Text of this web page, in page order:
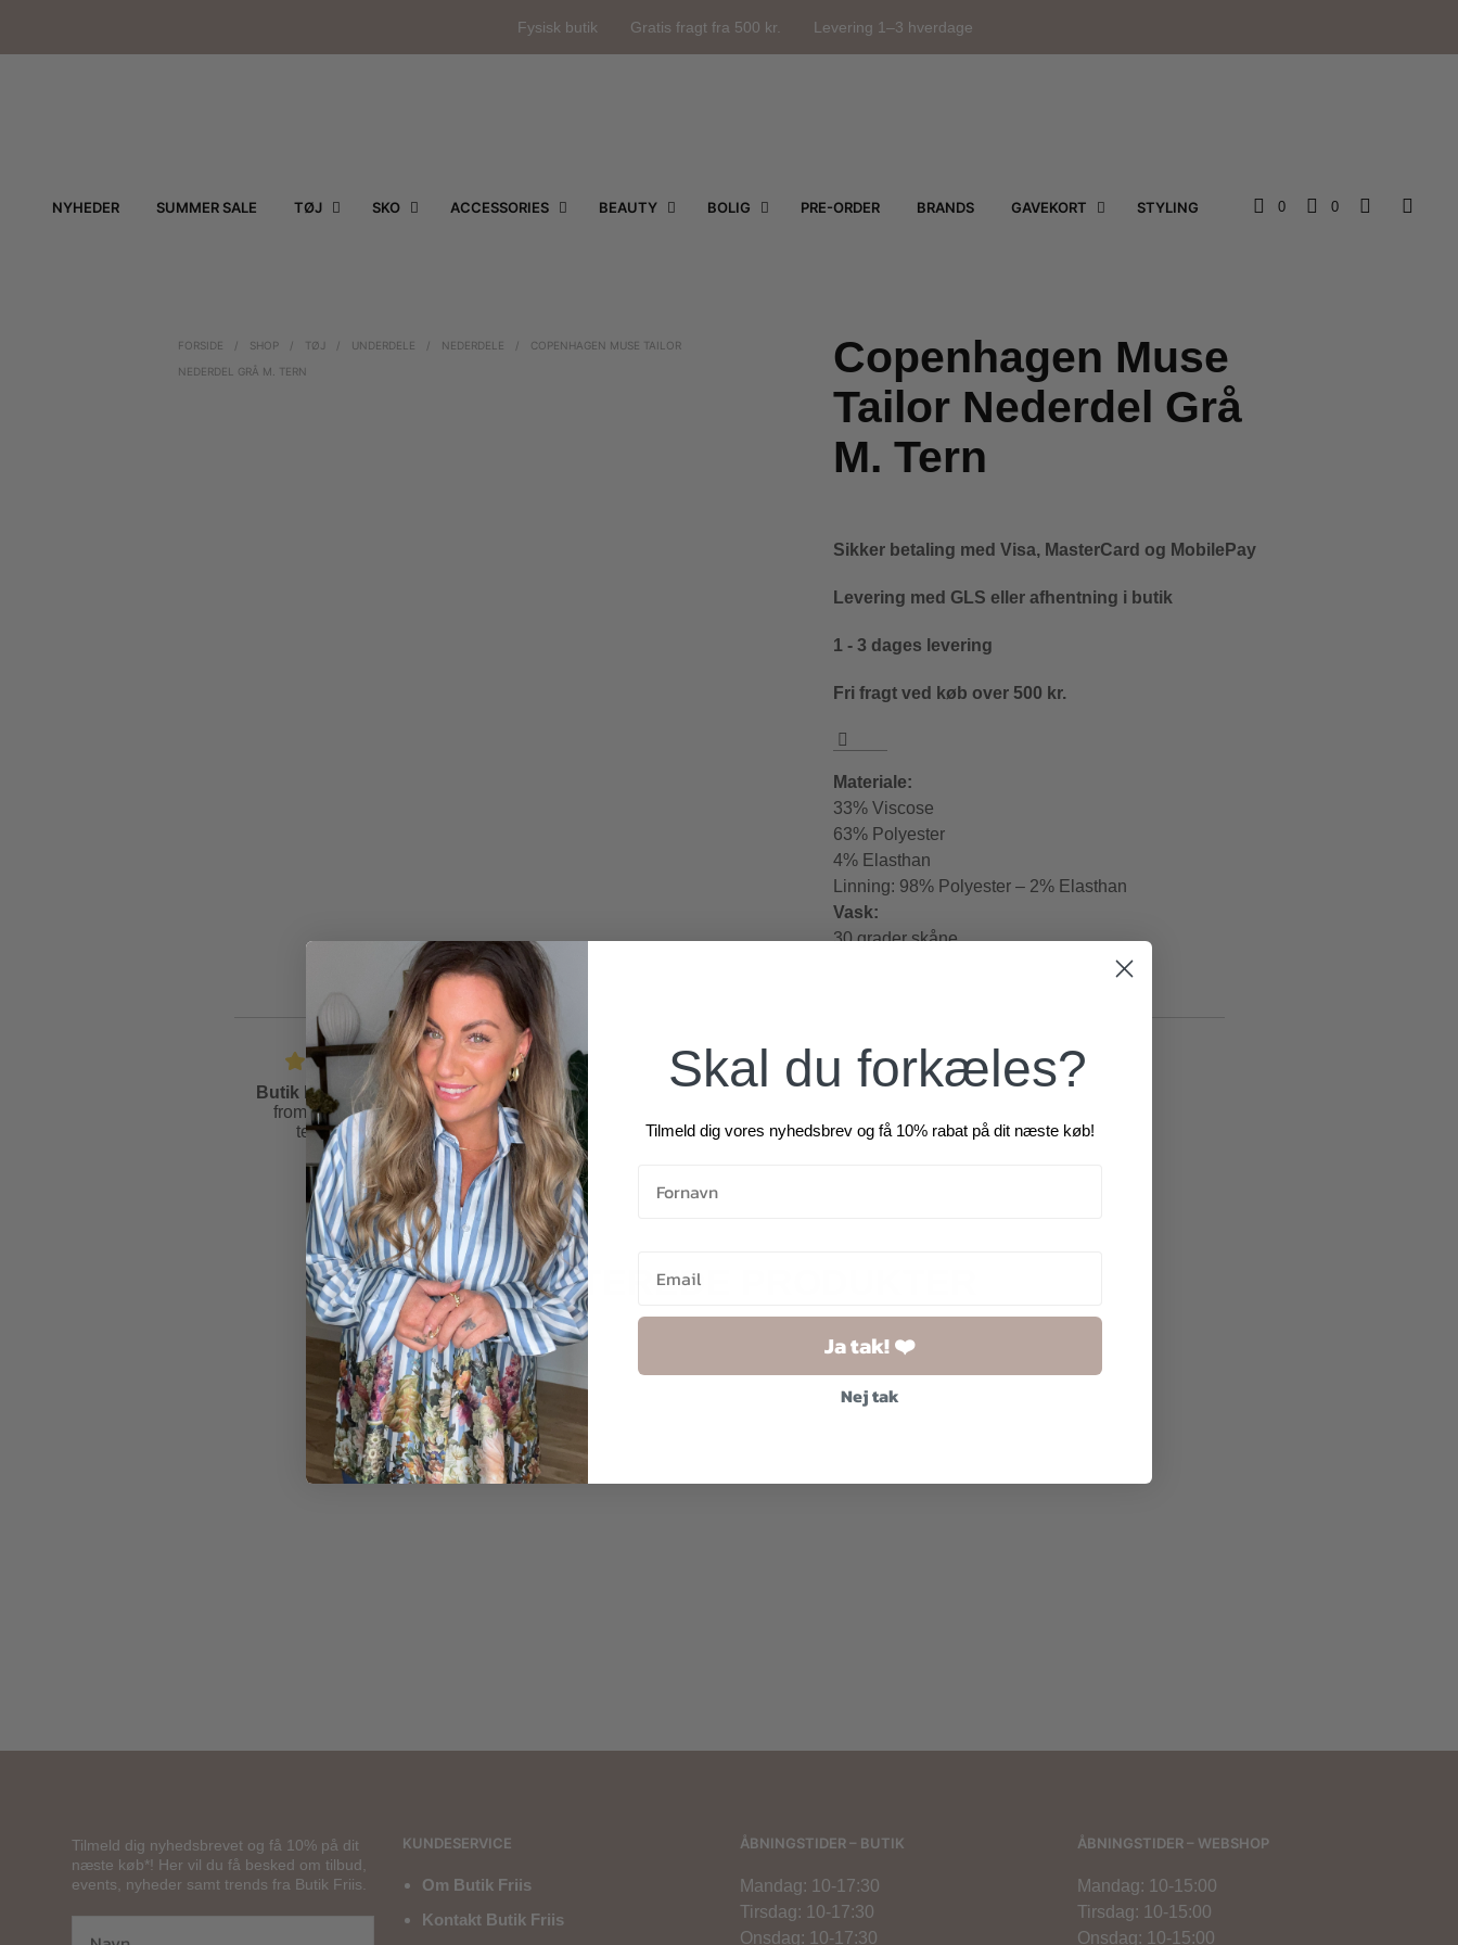
Fysisk butik Gratis fragt fra 500 kr. Levering 1–3 hverdage
NYHEDER SUMMER SALE TØJ SKO ACCESSORIES BEAUTY BOLIG PRE-ORDER BRANDS GAVEKORT STYLING 0 0
FORSIDE / SHOP / TØJ / UNDERDELE / NEDERDELE /
COPENHAGEN MUSE TAILOR
NEDERDEL GRÅ M. TERN
Copenhagen Muse
Tailor Nederdel Grå
M. Tern
Sikker betaling med Visa, MasterCard og MobilePay
Levering med GLS eller afhentning i butik
1 - 3 dages levering
Fri fragt ved køb over 500 kr.
Materiale:
33% Viscose
63% Polyester
4% Elasthan
Linning: 98% Polyester – 2% Elasthan
Vask:
30 grader skåne
Butik Friis is rated4.6
from81reviews &
testimonials
RELATEREDE PRODUKTER
2 for
500 kr.
Tilmeld dig nyhedsbrevet og få 10% på dit
næste køb*! Her vil du få besked om tilbud,
events, nyheder samt trends fra Butik Friis.
KUNDESERVICE
Om Butik Friis
Kontakt Butik Friis
ÅBNINGSTIDER – BUTIK
Mandag: 10-17:30
Tirsdag: 10-17:30
Onsdag: 10-17:30
ÅBNINGSTIDER – WEBSHOP
Mandag: 10-15:00
Tirsdag: 10-15:00
Onsdag: 10-15:00
Skal du forkæles?
Tilmeld dig vores nyhedsbrev og få 10% rabat på dit næste køb!
Ja tak! ❤️
Nej tak